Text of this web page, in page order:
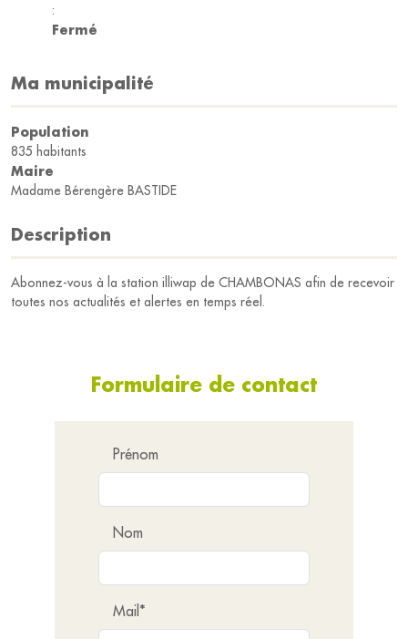
:
Fermé
Ma municipalité
Population
835 habitants
Maire
Madame Bérengère BASTIDE
Description
Abonnez-vous à la station illiwap de CHAMBONAS afin de recevoir
toutes nos actualités et alertes en temps réel.
Formulaire de contact
Prénom
Nom
Mail*